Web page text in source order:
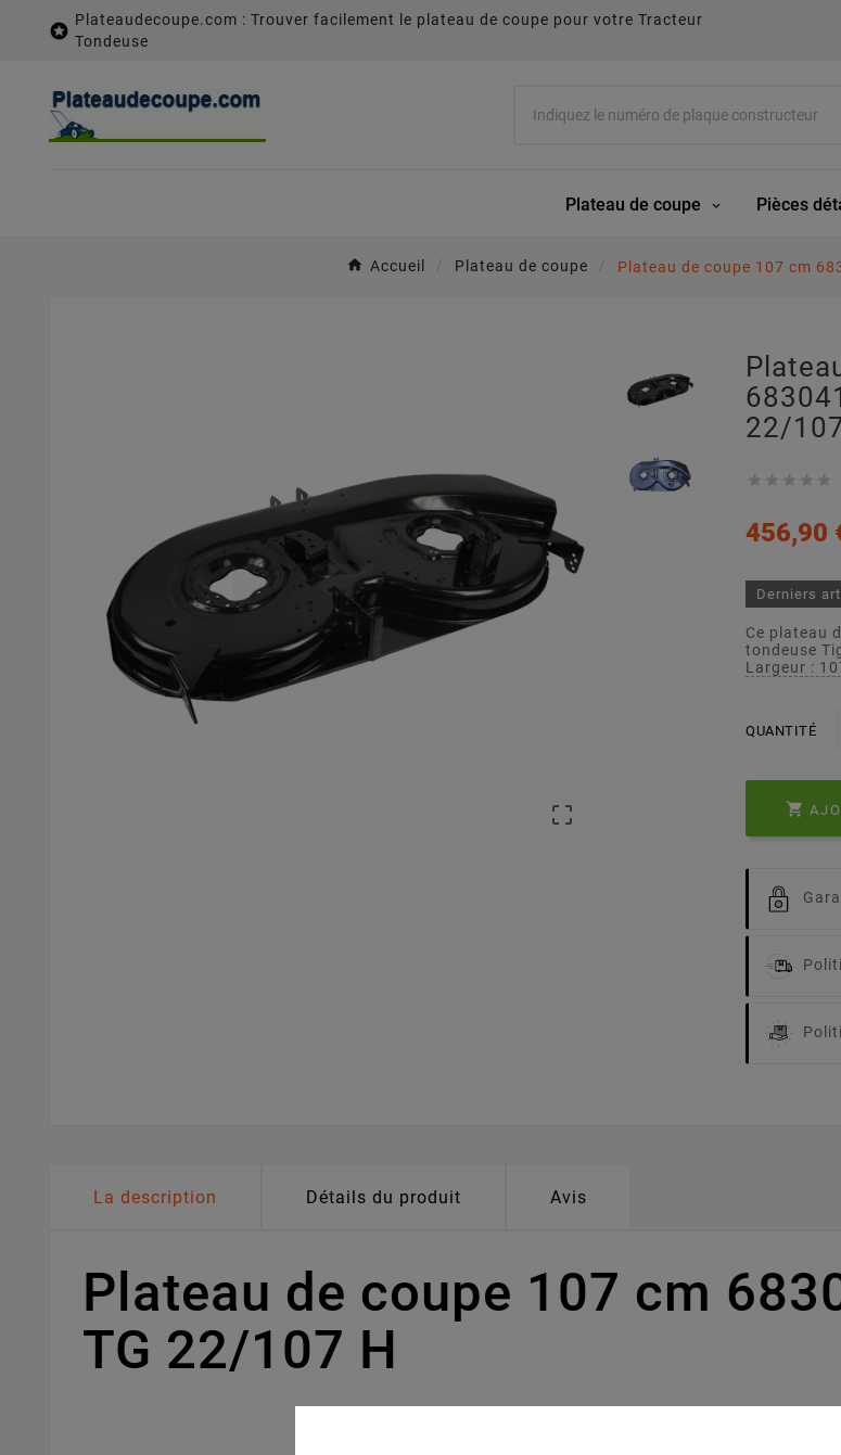

Plateaudecoupe.com : Trouver facilement le plateau de coupe pour votre Tracteur
Tondeuse
Plateau de coupe Pièces
Accueil Plateau de coupe Plateau de coupe 107 cm

22/
    
456,90
Derniers
Ce plateau
tondeuse
Largeur :
QUANTITÉ

La description Détails du produit Avis
Plateau de coupe 107 cm
TG 22/107 H